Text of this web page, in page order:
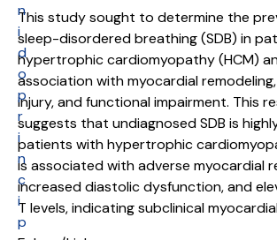
n
i
d
o
p
r
i
n
c
i
p
This study sought to determine the
sleep-disordered breathing (SDB) in
hypertrophic cardiomyopathy (HCM)
association with myocardial
injury, and functional impairment. This
suggests that undiagnosed SDB is
patients with hypertrophic
is associated with adverse myocardial
increased diastolic dysfunction, and
T levels, indicating subclinical